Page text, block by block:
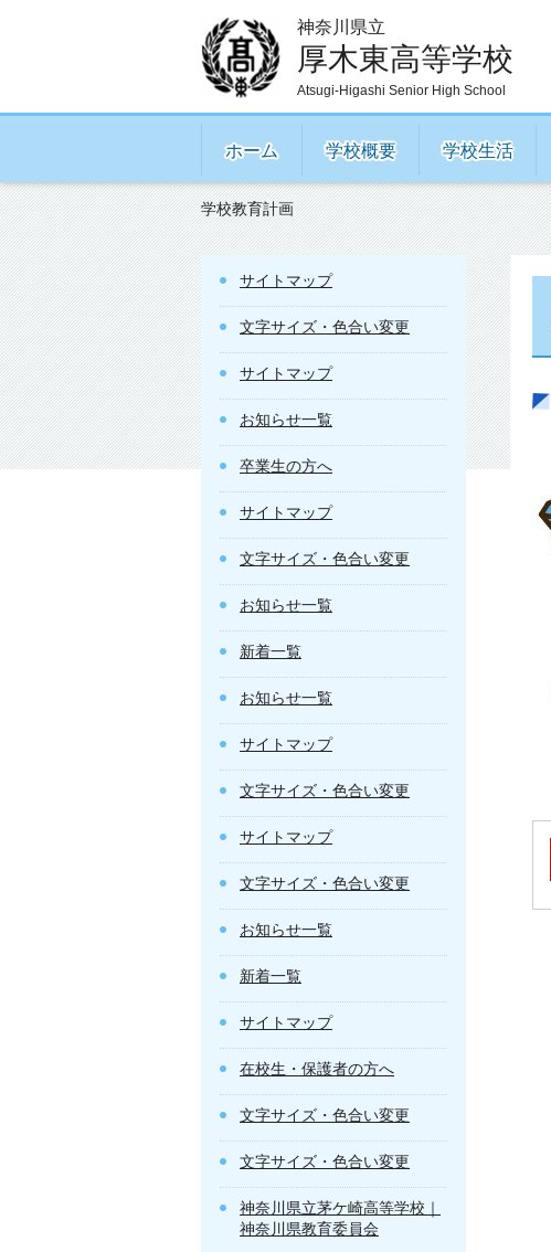
神奈川県立
厚木東高等学校
Atsugi-Higashi Senior High School
ホーム 学校概要 学校生活
学校教育計画
サイトマップ
文字サイズ・色合い変更
サイトマップ
お知らせ一覧
卒業生の方へ
サイトマップ
文字サイズ・色合い変更
お知らせ一覧
新着一覧
お知らせ一覧
サイトマップ
文字サイズ・色合い変更
サイトマップ
文字サイズ・色合い変更
お知らせ一覧
新着一覧
サイトマップ
在校生・保護者の方へ
文字サイズ・色合い変更
文字サイズ・色合い変更
神奈川県立茅ケ崎高等学校｜
神奈川県教育委員会